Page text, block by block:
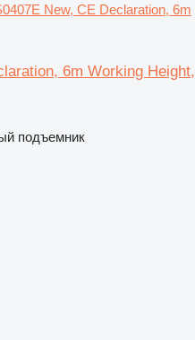
New, CE Declaration, 6m
6m Working Height,
подъемник